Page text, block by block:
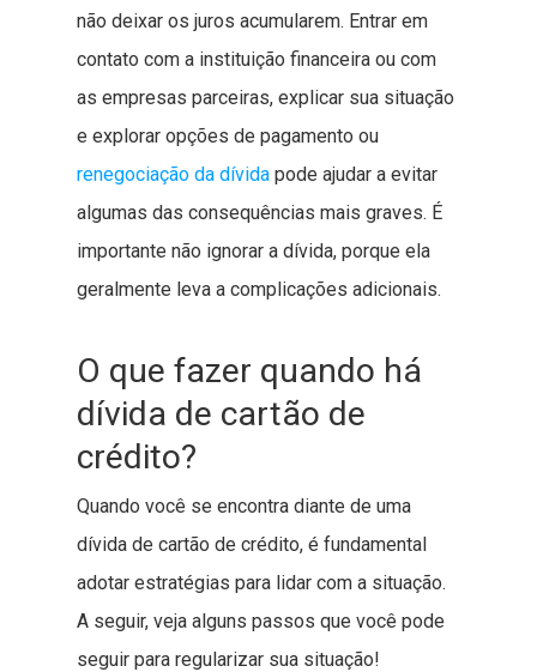
não deixar os juros acumularem. Entrar em
contato com a instituição financeira ou com
as empresas parceiras, explicar sua situação
e explorar opções de pagamento ou
renegociação da dívida pode ajudar a evitar
algumas das consequências mais graves. É
importante não ignorar a dívida, porque ela
geralmente leva a complicações adicionais.
O que fazer quando há
dívida de cartão de
crédito?
Quando você se encontra diante de uma
dívida de cartão de crédito, é fundamental
adotar estratégias para lidar com a situação.
A seguir, veja alguns passos que você pode
seguir para regularizar sua situação!